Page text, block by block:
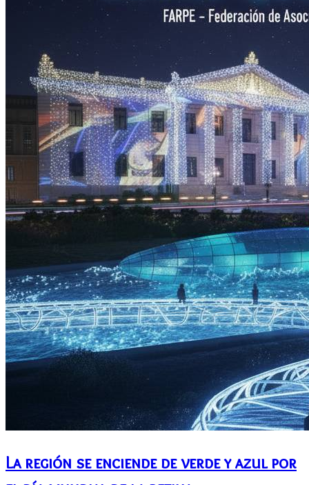
La región se enciende de verde y azul por